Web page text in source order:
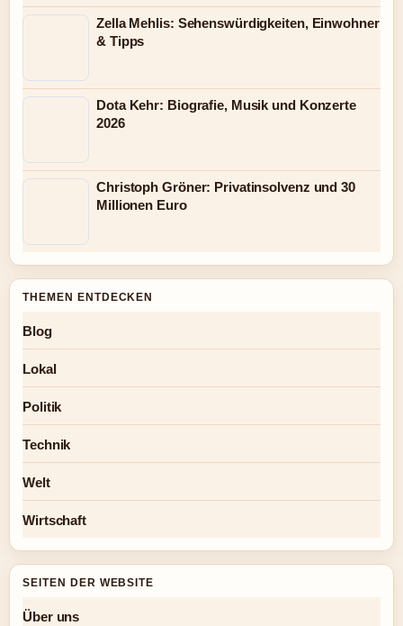
Zella Mehlis: Sehenswürdigkeiten, Einwohner
& Tipps
Dota Kehr: Biografie, Musik und Konzerte
2026
Christoph Gröner: Privatinsolvenz und 30
Millionen Euro
THEMEN ENTDECKEN
Blog
Lokal
Politik
Technik
Welt
Wirtschaft
SEITEN DER WEBSITE
Über uns